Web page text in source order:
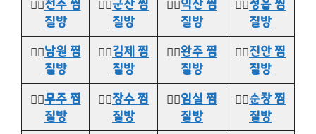
👉🏻전주 찜
질방
👉🏻군산 찜
질방
👉🏻익산 찜
질방
👉🏻정읍 찜
질방
👉🏻남원 찜
질방
👉🏻김제 찜
질방
👉🏻완주 찜
질방
👉🏻진안 찜
질방
👉🏻무주 찜
질방
👉🏻장수 찜
질방
👉🏻임실 찜
질방
👉🏻순창 찜
질방